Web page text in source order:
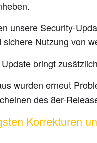
unsere Security-
Nutzung von
bringt
wurden erneut
des 8er-
Korrekturen